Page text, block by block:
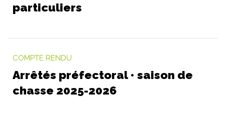
particuliers
COMPTE RENDU
Arrêtés préfectoral • saison de
chasse 2025-2026